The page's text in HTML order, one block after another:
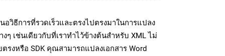
อวิธีการที่รวดเร็วและตรงไปตรงมาในการแปลง
ๆ เช่นเดียวกับที่เราทำไว้ข้างต้นสำหรับ XML ไม่
ตรงหรือ SDK คุณสามารถแปลงเอกสาร Word